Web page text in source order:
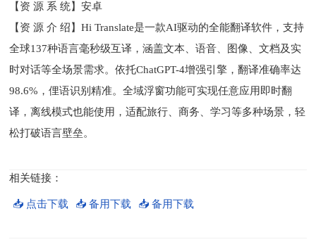
【资 源 系 统】安卓
【资 源 介 绍】Hi Translate是一款AI驱动的全能翻译软件，支持
全球137种语言毫秒级互译，涵盖文本、语音、图像、文档及实
时对话等全场景需求。依托ChatGPT-4增强引擎，翻译准确率达
98.6%，俚语识别精准。全域浮窗功能可实现任意应用即时翻
译，离线模式也能使用，适配旅行、商务、学习等多种场景，轻
松打破语言壁垒。
相关链接：
📥 点击下载 📥 备用下载 📥 备用下载